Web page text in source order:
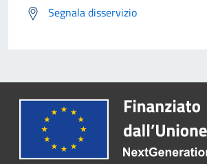
Segnala disservizio